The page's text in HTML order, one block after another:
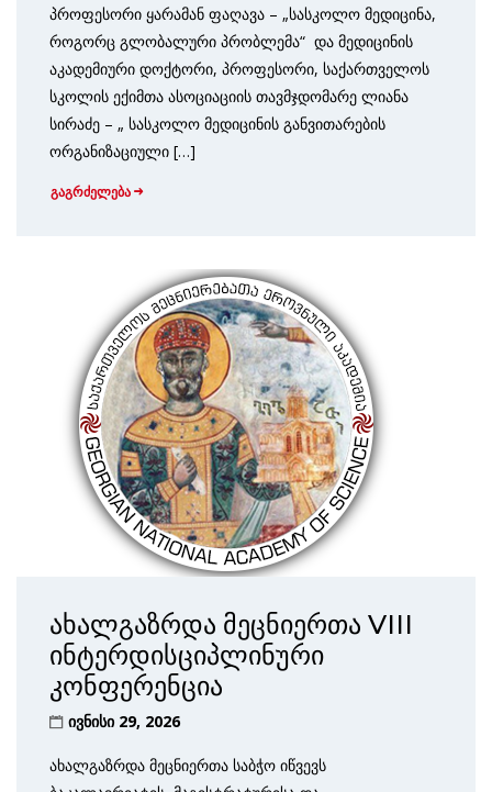
პროფესორი ყარამან ფაღავა – „სასკოლო მედიცინა,
როგორც გლობალური პრობლემა“ და მედიცინის
აკადემიური დოქტორი, პროფესორი, საქართველოს
სკოლის ექიმთა ასოციაციის თავმჯდომარე ლიანა
სირაძე – „ სასკოლო მედიცინის განვითარების
ორგანიზაციული […]
გაგრძელება
ახალგაზრდა მეცნიერთა VIII
ინტერდისციპლინური
კონფერენცია
ივნისი 29, 2026
ახალგაზრდა მეცნიერთა საბჭო იწვევს